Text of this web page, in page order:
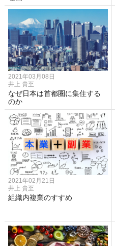
2021年03月08日
井上 貴至
なぜ日本は首都圏に集住する
のか
2021年02月21日
井上 貴至
組織内複業のすすめ